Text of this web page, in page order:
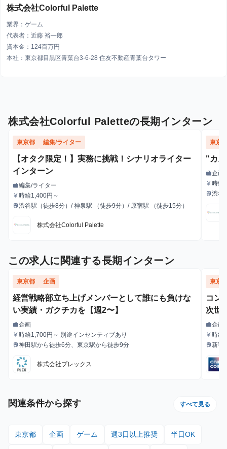
株式会社Colorful Palette
業界：ゲーム
代表者：近藤 裕一郎
資本金：124百万円
本社：東京都目黒区青葉台3-6-28 住友不動産青葉台タワー
株式会社Colorful Paletteの長期インターン
東京都 編集/ライター
【オタク限定！】実務に挑戦！シナリオライター
インターン
職種
work編集/ライター
給与
currency_yen 時給1,400円～
最寄駅
train渋谷駅（徒歩8分）/ 神泉駅 （徒歩9分）/ 原宿駅 （徒歩15分）
株式会社Colorful Palette
東京
"カ
職種
work企画
給与
currency_yen 時給
最寄駅
train渋谷
この求人に関連する長期インターン
東京都 企画
経営戦略部立ち上げメンバーとして誰にも負けな
い実績・ガクチカを【週2〜】
職種
work企画
給与
currency_yen 時給1,700円～ 別途インセンティブあり
最寄駅
train神田駅から徒歩6分、東京駅から徒歩9分
株式会社プレックス
東京
コン
次世
職種
work企画
給与
currency_yen 時給
最寄駅
train 新宿
関連条件から探す すべて見る
東京都 企画 ゲーム 週3日以上推奨 半日OK